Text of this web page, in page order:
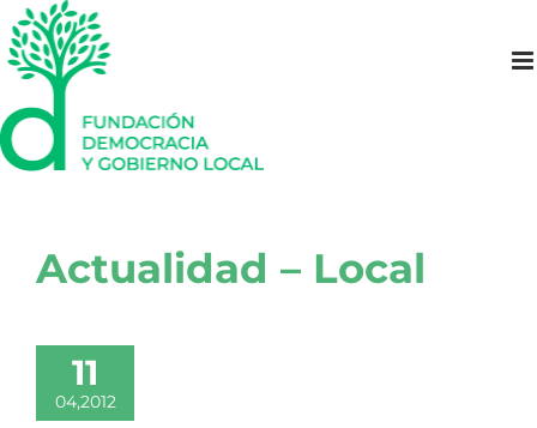
Saltar
al
contenido
Actualidad – Local
11
04,2012